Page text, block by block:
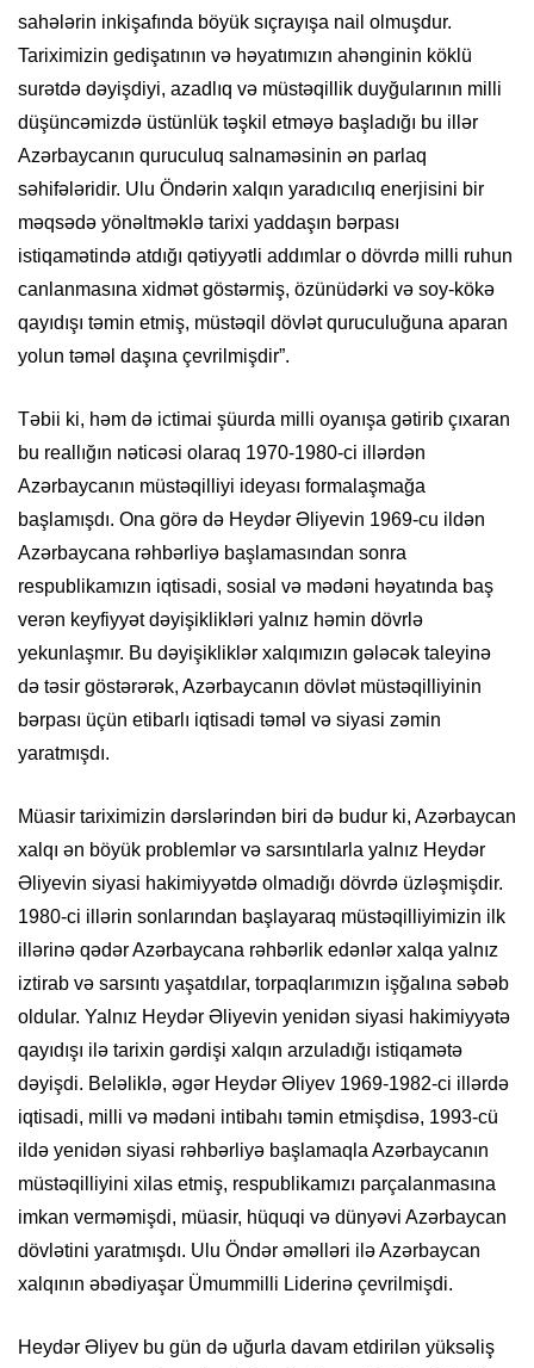
sahələrin inkişafında böyük sıçrayışa nail olmuşdur.
Tariximizin gedişatının və həyatımızın ahənginin köklü
surətdə dəyişdiyi, azadlıq və müstəqillik duyğularının milli
düşüncəmizdə üstünlük təşkil etməyə başladığı bu illər
Azərbaycanın quruculuq salnaməsinin ən parlaq
səhifələridir. Ulu Öndərin xalqın yaradıcılıq enerjisini bir
məqsədə yönəltməklə tarixi yaddaşın bərpası
istiqamətində atdığı qətiyyətli addımlar o dövrdə milli ruhun
canlanmasına xidmət göstərmiş, özünüdərki və soy-kökə
qayıdışı təmin etmiş, müstəqil dövlət quruculuğuna aparan
yolun təməl daşına çevrilmişdir”.
Təbii ki, həm də ictimai şüurda milli oyanışa gətirib çıxaran
bu reallığın nəticəsi olaraq 1970-1980-ci illərdən
Azərbaycanın müstəqilliyi ideyası formalaşmağa
başlamışdı. Ona görə də Heydər Əliyevin 1969-cu ildən
Azərbaycana rəhbərliyə başlamasından sonra
respublikamızın iqtisadi, sosial və mədəni həyatında baş
verən keyfiyyət dəyişiklikləri yalnız həmin dövrlə
yekunlaşmır. Bu dəyişikliklər xalqımızın gələcək taleyinə
də təsir göstərərək, Azərbaycanın dövlət müstəqilliyinin
bərpası üçün etibarlı iqtisadi təməl və siyasi zəmin
yaratmışdı.
Müasir tariximizin dərslərindən biri də budur ki, Azərbaycan
xalqı ən böyük problemlər və sarsıntılarla yalnız Heydər
Əliyevin siyasi hakimiyyətdə olmadığı dövrdə üzləşmişdir.
1980-ci illərin sonlarından başlayaraq müstəqilliyimizin ilk
illərinə qədər Azərbaycana rəhbərlik edənlər xalqa yalnız
iztirab və sarsıntı yaşatdılar, torpaqlarımızın işğalına səbəb
oldular. Yalnız Heydər Əliyevin yenidən siyasi hakimiyyətə
qayıdışı ilə tarixin gərdişi xalqın arzuladığı istiqamətə
dəyişdi. Beləliklə, əgər Heydər Əliyev 1969-1982-ci illərdə
iqtisadi, milli və mədəni intibahı təmin etmişdisə, 1993-cü
ildə yenidən siyasi rəhbərliyə başlamaqla Azərbaycanın
müstəqilliyini xilas etmiş, respublikamızı parçalanmasına
imkan verməmişdi, müasir, hüquqi və dünyəvi Azərbaycan
dövlətini yaratmışdı. Ulu Öndər əməlləri ilə Azərbaycan
xalqının əbədiyaşar Ümummilli Liderinə çevrilmişdi.
Heydər Əliyev bu gün də uğurla davam etdirilən yüksəliş